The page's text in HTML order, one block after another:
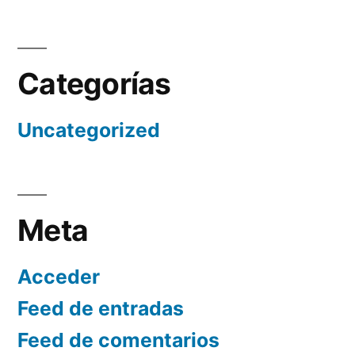
Categorías
Uncategorized
Meta
Acceder
Feed de entradas
Feed de comentarios